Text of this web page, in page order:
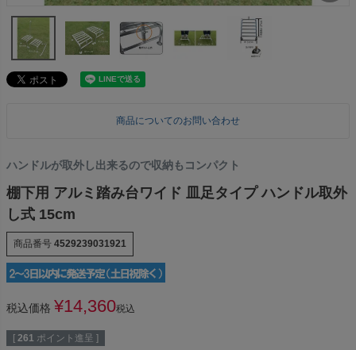
商品についてのお問い合わせ
ハンドルが取外し出来るので収納もコンパクト
棚下用 アルミ踏み台ワイド 皿足タイプ ハンドル取外
し式 15cm
商品番号 4529239031921
税込価格 ¥14,360税込
[ 261 ポイント進呈 ]